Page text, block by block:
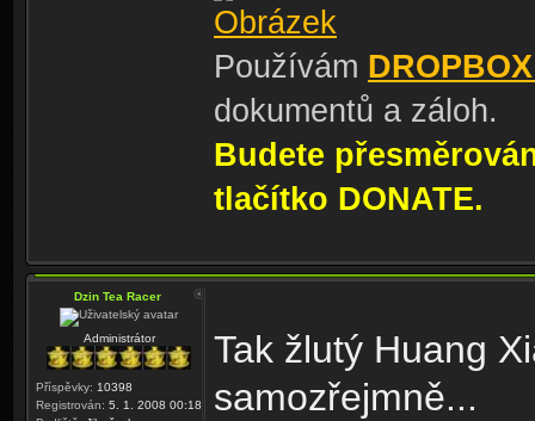
Používám
dokumentů a záloh.
Budete
tlačítko DONATE.
Dzin Tea Racer
Administrátor
Příspěvky: 10398
Registrován: 5. 1. 2008 00:18
Tak žlutý Huang
samozřejmně...